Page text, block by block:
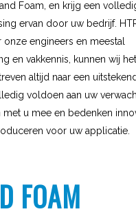
Foam, en krijg een
ervan door uw bedrijf.
engineers en meestal
en vakkennis, kunnen wij
altijd naar een
voldoen aan uw
u mee en bedenken
voor uw applicatie.
FOAM